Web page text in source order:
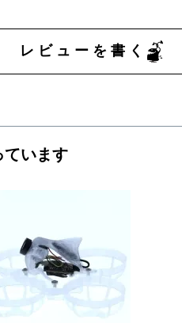
レビューを書く
ています